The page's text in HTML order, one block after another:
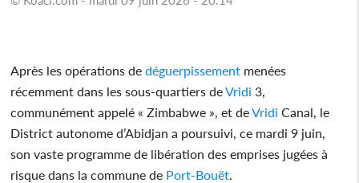
Après les opérations de déguerpissement menées
récemment dans les sous-quartiers deVridi 3,
communément appelé « Zimbabwe », et deVridi Canal, le
District autonome d’Abidjan a poursuivi, ce mardi 9 juin,
son vaste programme de libération des emprises jugées à
risque dans la commune de Port-Bouët